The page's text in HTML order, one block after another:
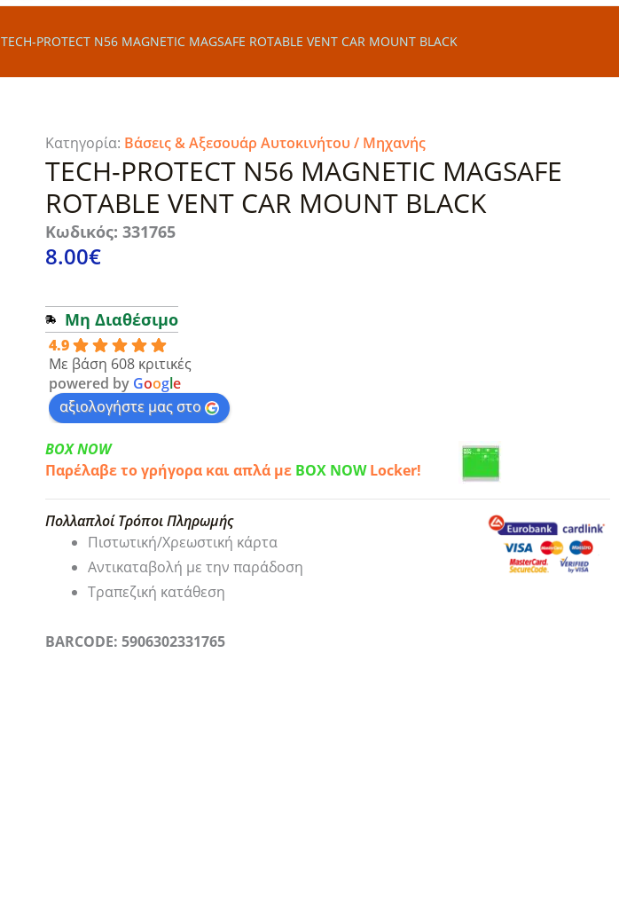
TECH-PROTECT N56 MAGNETIC MAGSAFE ROTABLE VENT CAR MOUNT BLACK
Κατηγορία: Βάσεις & Αξεσουάρ Αυτοκινήτου / Μηχανής
TECH-PROTECT N56 MAGNETIC MAGSAFE
ROTABLE VENT CAR MOUNT BLACK
Κωδικός: 331765
8.00€
Μη Διαθέσιμο
4.9
Με βάση 608 κριτικές
powered by Google
αξιολογήστε μας στο
BOX NOW
Παρέλαβε το γρήγορα και απλά με BOX NOWLocker!
Πολλαπλοί Τρόποι Πληρωμής
Πιστωτική/Χρεωστική κάρτα
Αντικαταβολή με την παράδοση
Τραπεζική κατάθεση
BARCODE: 5906302331765